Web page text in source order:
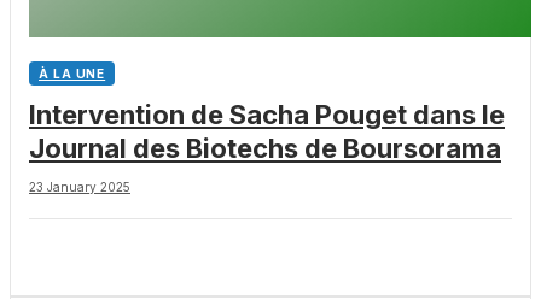
À LA UNE
Intervention de Sacha Pouget dans le
Journal des Biotechs de Boursorama
23 January 2025